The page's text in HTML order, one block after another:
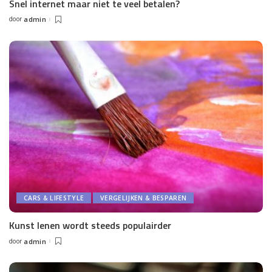
Snel internet maar niet te veel betalen?
Posted
door admin
CARS & LIFESTYLE VERGELIJKEN & BESPAREN
Kunst lenen wordt steeds populairder
Posted
door admin